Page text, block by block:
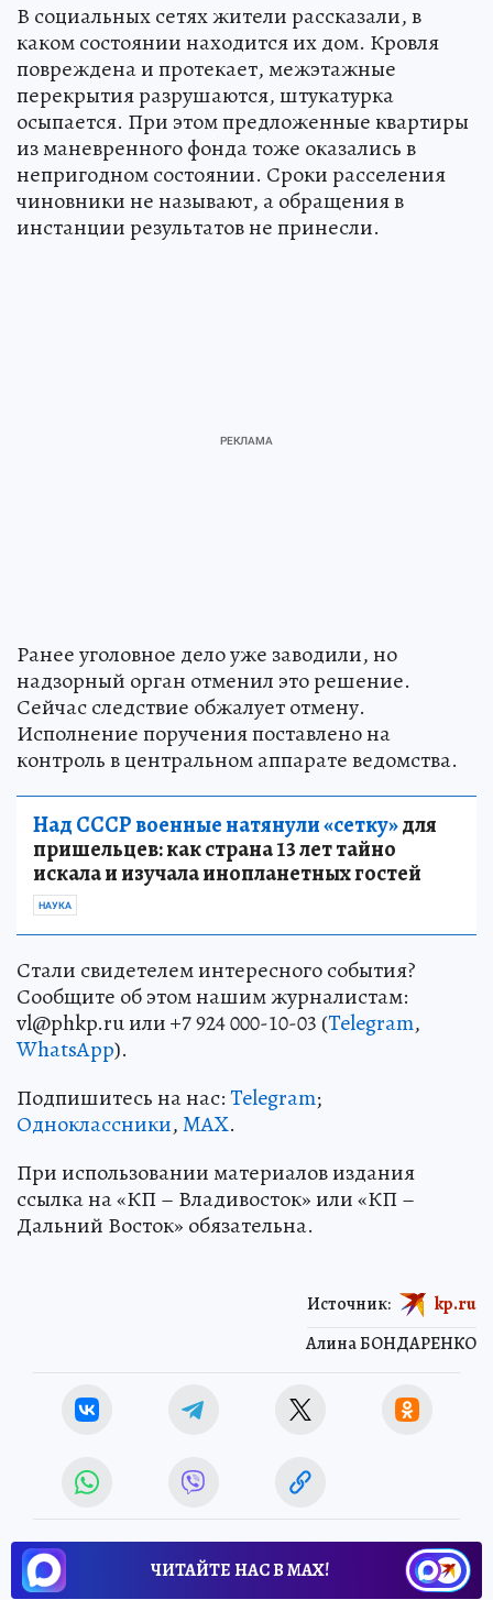
В социальных сетях жители рассказали, в
каком состоянии находится их дом. Кровля
повреждена и протекает, межэтажные
перекрытия разрушаются, штукатурка
осыпается. При этом предложенные квартиры
из маневренного фонда тоже оказались в
непригодном состоянии. Сроки расселения
чиновники не называют, а обращения в
инстанции результатов не принесли.
Ранее уголовное дело уже заводили, но
надзорный орган отменил это решение.
Сейчас следствие обжалует отмену.
Исполнение поручения поставлено на
контроль в центральном аппарате ведомства.
Над СССР военные натянули «сетку»для
пришельцев: как страна 13 лет тайно
искала и изучала инопланетных гостей
НАУКА
Стали свидетелем интересного события?
Сообщите об этом нашим журналистам:
vl@phkp.ru или +7 924 000-10-03 (Telegram,
WhatsApp).
Подпишитесь на нас:Telegram;
Одноклассники,MAX.
При использовании материалов издания
ссылка на «КП – Владивосток» или «КП –
Дальний Восток» обязательна.
Алина БОНДАРЕНКО
Источник: kp.ru
ЧИТАЙТЕ НАС В МАХ!